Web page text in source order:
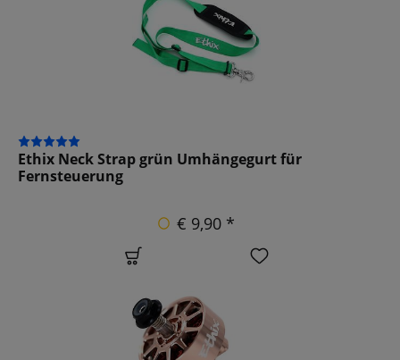
Ethix Neck Strap grün Umhängegurt für
Fernsteuerung
€ 9,90 *